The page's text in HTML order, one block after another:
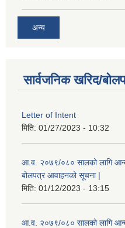
अन्य
सार्वजनिक खरिद/
Letter of Intent
मिति: 01/27/2023 - 10:32
आ.व. २०७९/०८० सालको लागि
बोलपत्र आवाहनको सूचना |
मिति: 01/12/2023 - 13:15
आ.व. २०७९/०८० सालको लागि